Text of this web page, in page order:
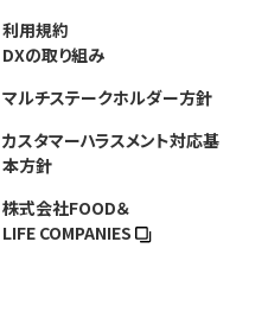
利用規約
DXの取り組み
マルチステークホルダー方針
カスタマーハラスメント対応基
本方針
株式会社FOOD＆
LIFE COMPANIES